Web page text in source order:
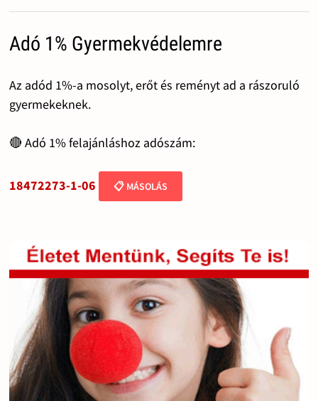
Adó 1% Gyermekvédelemre
Az adód 1%-a mosolyt, erőt és reményt ad a rászoruló
gyermekeknek.
🔴 Adó 1% felajánláshoz adószám:
18472273-1-06 📋 MÁSOLÁS